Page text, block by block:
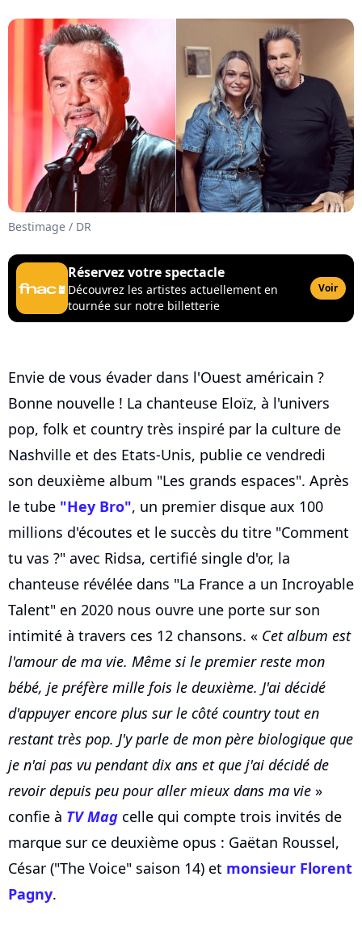
Bestimage / DR
Réservez votre spectacle
Découvrez les artistes actuellement en
tournée sur notre billetterie
Voir
Envie de vous évader dans l'Ouest américain ?
Bonne nouvelle ! La chanteuse Eloïz, à l'univers
pop, folk et country très inspiré par la culture de
Nashville et des Etats-Unis, publie ce vendredi
son deuxième album "Les grands espaces". Après
le tube "Hey Bro", un premier disque aux 100
millions d'écoutes et le succès du titre "Comment
tu vas ?" avec Ridsa, certifié single d'or, la
chanteuse révélée dans "La France a un Incroyable
Talent" en 2020 nous ouvre une porte sur son
intimité à travers ces 12 chansons. « Cet album est
l'amour de ma vie. Même si le premier reste mon
bébé, je préfère mille fois le deuxième. J'ai décidé
d'appuyer encore plus sur le côté country tout en
restant très pop. J'y parle de mon père biologique que
je n'ai pas vu pendant dix ans et que j'ai décidé de
revoir depuis peu pour aller mieux dans ma vie »
confie à TV Mag celle qui compte trois invités de
marque sur ce deuxième opus : Gaëtan Roussel,
César ("The Voice" saison 14) et monsieur Florent
Pagny.